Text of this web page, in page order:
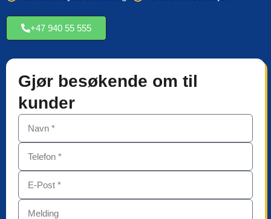
+47 940 55 555
Gjør besøkende om til
kunder